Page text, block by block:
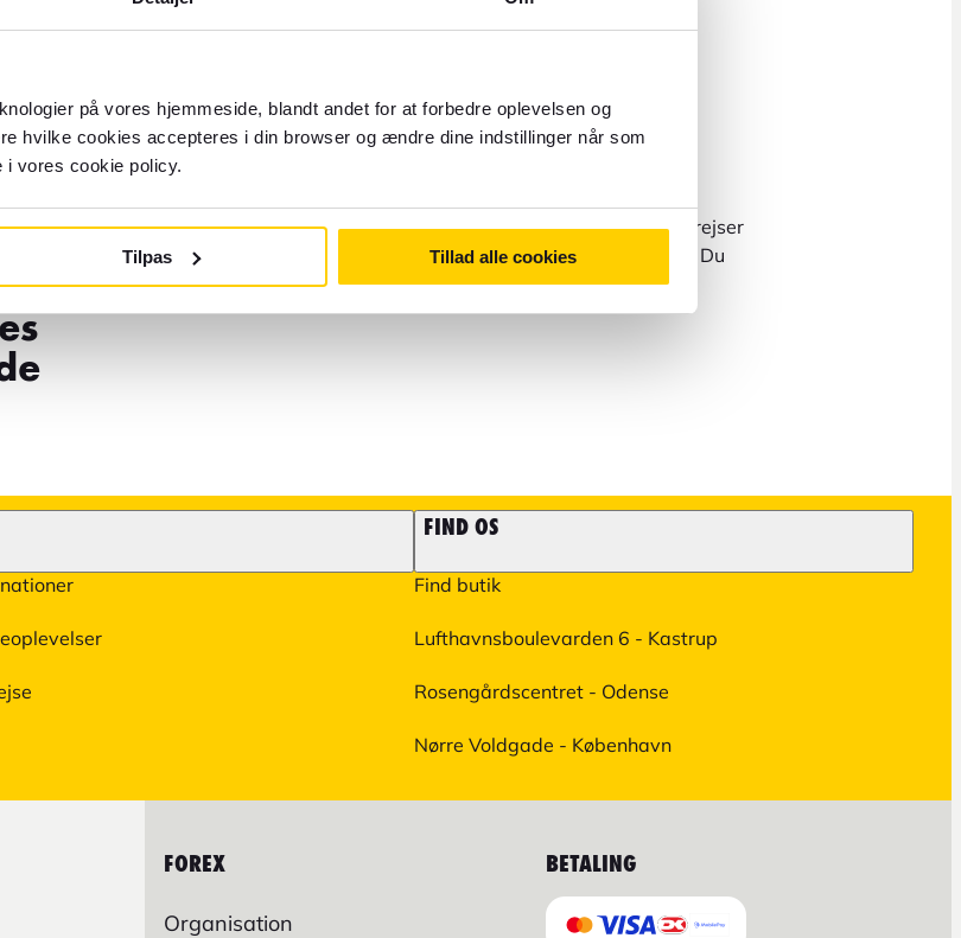
på vores hjemmeside, blandt andet for at forbedre oplevelsen og
hvilke cookies accepteres i din browser og ændre dine indstillinger når som
i vores cookie policy.
Tilpas Tillad alle cookies
Husk at visse forhold såsom spørgsmål om bestilling af flyrejser
og rejseoplevelser, skal tages direkte med vores partnere. Du
finder mere information påkundeservicesiden.
FIND OS
Find butik
Lufthavnsboulevarden 6 - Kastrup
Rosengårdscentret - Odense
Nørre Voldgade - København
FOREX
Organisation
BETALING